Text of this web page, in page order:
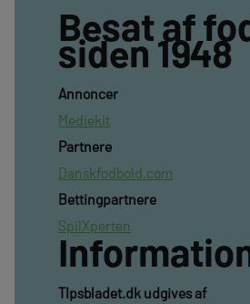
Besat af
siden 1948
Annoncer
Mediekit
Partnere
Danskfodbold.com
Bettingpartnere
SpilXperten
TIpsbladet.dk udgives af